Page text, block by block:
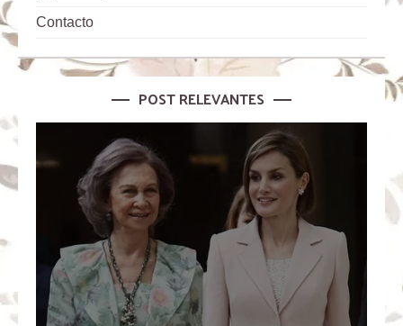
Contacto
POST RELEVANTES